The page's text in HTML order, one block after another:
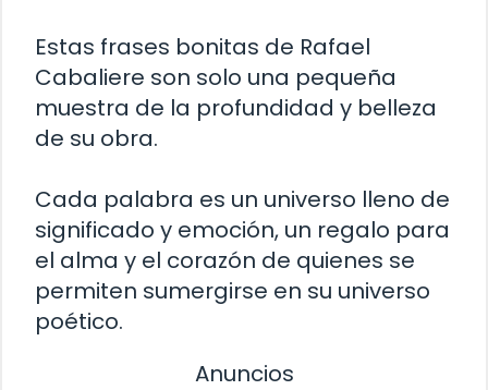
Estas frases bonitas de Rafael
Cabaliere son solo una pequeña
muestra de la profundidad y belleza
de su obra.
Cada palabra es un universo lleno de
significado y emoción, un regalo para
el alma y el corazón de quienes se
permiten sumergirse en su universo
poético.
Anuncios